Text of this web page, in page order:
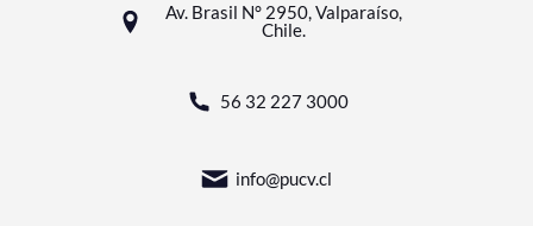
Av. Brasil N° 2950, Valparaíso,
Chile.
56 32 227 3000
info@pucv.cl